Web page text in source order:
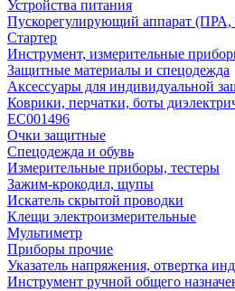
Устройства питания
Пускорегулирующий аппарат
Стартер
Инструмент, измерительные
Защитные материалы и спецодежда
Аксессуары для индивидуальной
Коврики, перчатки, боты
EC001496
Очки защитные
Спецодежда и обувь
Измерительные приборы, тестеры
Зажим-крокодил, щупы
Искатель скрытой проводки
Клещи электроизмерительные
Мультиметр
Приборы прочие
Указатель напряжения, отвертка
Инструмент ручной общего